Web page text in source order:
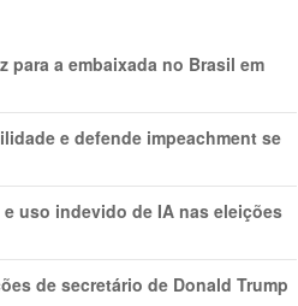
para a embaixada no Brasil em
e defende impeachment se
uso indevido de IA nas eleições
de secretário de Donald Trump